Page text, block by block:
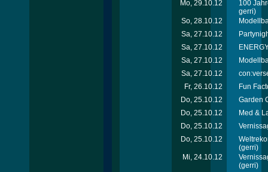
Mo, 29.10.12
100
gerri)
So, 28.10.12
Sa, 27.10.12
Sa, 27.10.12
Sa, 27.10.12
Sa, 27.10.12
Fr, 26.10.12
Fun
Do, 25.10.12
Garden
Do, 25.10.12
Med &
Do, 25.10.12
Do, 25.10.12
(gerri)
Mi, 24.10.12
(gerri)